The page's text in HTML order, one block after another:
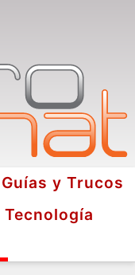
Guías y Trucos
Tecnología